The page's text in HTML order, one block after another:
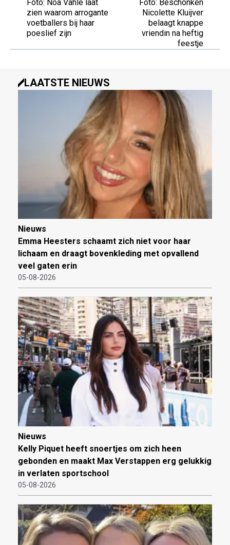
Foto: Noa Vahle laat
zien waarom arrogante
voetballers bij haar
poeslief zijn
Foto: Beschonken
Nicolette Kluijver
belaagt knappe
vriendin na heftig
feestje
LAATSTE NIEUWS
Nieuws
Emma Heesters schaamt zich niet voor haar
lichaam en draagt bovenkleding met opvallend
veel gaten erin
05-08-2026
Nieuws
Kelly Piquet heeft snoertjes om zich heen
gebonden en maakt Max Verstappen erg gelukkig
in verlaten sportschool
05-08-2026